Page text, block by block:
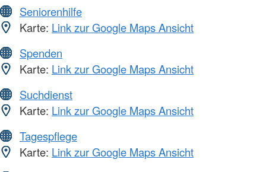
Seniorenhilfe
Karte: Link zur Google Maps Ansicht
Spenden
Karte: Link zur Google Maps Ansicht
Suchdienst
Karte: Link zur Google Maps Ansicht
Tagespflege
Karte: Link zur Google Maps Ansicht